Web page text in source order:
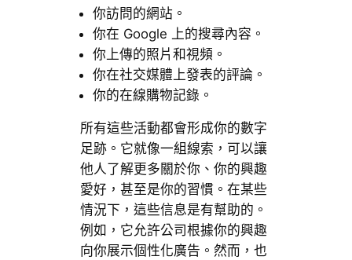
你訪問的網站。
你在 Google 上的搜尋內容。
你上傳的照片和視頻。
你在社交媒體上發表的評論。
你的在線購物記錄。
所有這些活動都會形成你的數字
足跡。它就像一組線索，可以讓
他人了解更多關於你、你的興趣
愛好，甚至是你的習慣。在某些
情況下，這些信息是有幫助的。
例如，它允許公司根據你的興趣
向你展示個性化廣告。然而，也